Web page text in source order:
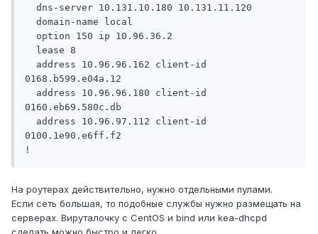
0168.b599.e04a.12
0160.eb69.580c.db
0100.1e90.e6ff.f2
На роутерах действительно, нужно отдельными пулами.
Если сеть большая, то подобные службы нужно размещать на
серверах. Вируталочку с CentOS и bind или kea-dhcpd